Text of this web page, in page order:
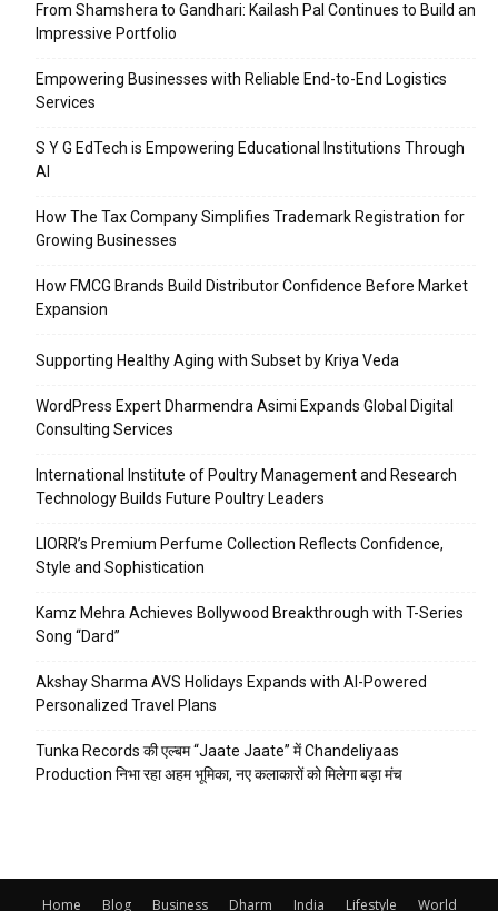
From Shamshera to Gandhari: Kailash Pal Continues to Build an
Impressive Portfolio
Empowering Businesses with Reliable End-to-End Logistics
Services
S Y G EdTech is Empowering Educational Institutions Through
AI
How The Tax Company Simplifies Trademark Registration for
Growing Businesses
How FMCG Brands Build Distributor Confidence Before Market
Expansion
Supporting Healthy Aging with Subset by Kriya Veda
WordPress Expert Dharmendra Asimi Expands Global Digital
Consulting Services
International Institute of Poultry Management and Research
Technology Builds Future Poultry Leaders
LIORR’s Premium Perfume Collection Reflects Confidence,
Style and Sophistication
Kamz Mehra Achieves Bollywood Breakthrough with T-Series
Song “Dard”
Akshay Sharma AVS Holidays Expands with AI-Powered
Personalized Travel Plans
Tunka Records की एल्बम “Jaate Jaate” में Chandeliyaas
Production निभा रहा अहम भूमिका, नए कलाकारों को मिलेगा बड़ा मंच
Home Blog Business Dharm India Lifestyle World